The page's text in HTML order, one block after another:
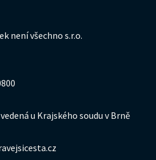
není všechno s.r.o.
u Krajského soudu v Brně